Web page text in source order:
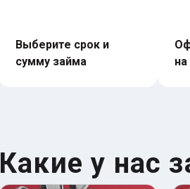
Выберите срок и
сумму займа
Какие у нас